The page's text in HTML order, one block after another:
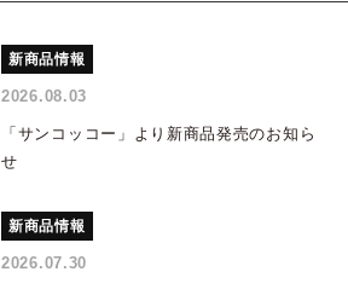
新商品情報
2026.08.03
「サンコッコー」より新商品発売のお知ら
せ
新商品情報
2026.07.30